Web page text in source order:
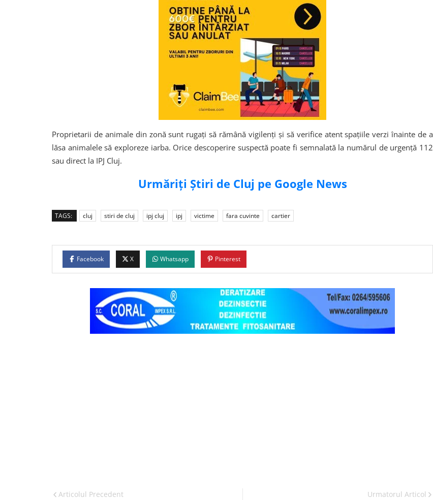
Proprietarii de animale din zonă sunt rugați să rămână vigilenți și să verifice atent spațiile verzi înainte de a
lăsa animalele să exploreze iarba. Orice descoperire suspectă poate fi semnalată la numărul de urgență 112
sau direct la IPJ Cluj.
Urmăriți Știri de Cluj pe Google News
TAGS: cluj stiri de cluj ipj cluj ipj victime fara cuvinte cartier
Facebook X Whatsapp Pinterest
Articolul Precedent Urmatorul Articol